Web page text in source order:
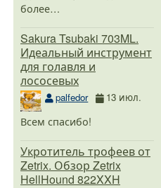
более…
Sakura Tsubaki 703ML.
Идеальный инструмент
для голавля и
лососевых
palfedor 13 июл.
Всем спасибо!
Укротитель трофеев от
Zetrix. Обзор Zetrix
HellHound 822XXH